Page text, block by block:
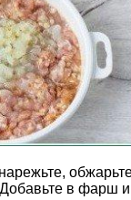
Добавьте в фарш